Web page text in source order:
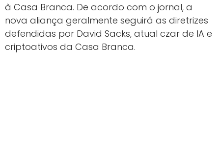
à Casa Branca. De acordo com o jornal, a
nova aliança geralmente seguirá as diretrizes
defendidas por David Sacks, atual czar de IA e
criptoativos da Casa Branca.